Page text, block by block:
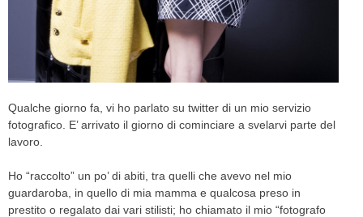
Qualche giorno fa, vi ho parlato su twitter di un mio servizio
fotografico. E’ arrivato il giorno di cominciare a svelarvi parte del
lavoro.
Ho “raccolto” un po’ di abiti, tra quelli che avevo nel mio
guardaroba, in quello di mia mamma e qualcosa preso in
prestito o regalato dai vari stilisti; ho chiamato il mio “fotografo